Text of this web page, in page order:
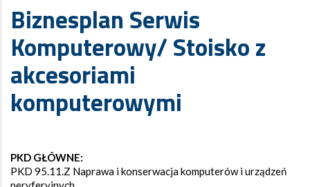
Biznesplan Serwis
Komputerowy/ Stoisko z
akcesoriami
komputerowymi
PKD GŁÓWNE:
PKD 95.11.Z Naprawa i konserwacja komputerów i urządzeń